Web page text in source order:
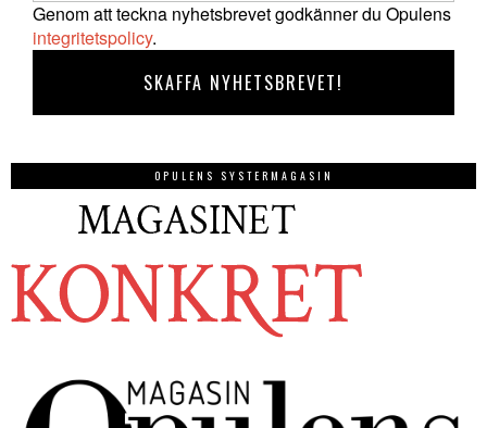
Genom att teckna nyhetsbrevet godkänner du Opulens
integritetspolicy.
OPULENS SYSTERMAGASIN